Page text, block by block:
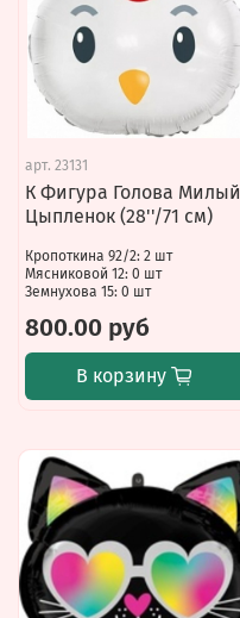
арт. 23131
К Фигура Голова Милый
Цыпленок (28''/71 см)
Кропоткина 92/2: 2 шт
Мясниковой 12: 0 шт
Земнухова 15: 0 шт
800.00 руб
В корзину